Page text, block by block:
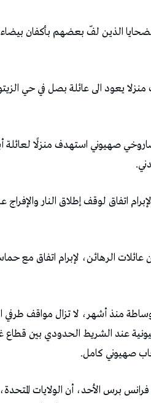
الذين لفّ بعضهم بأكفان
يعود الى عائلة بصل في حي
صهيوني استهدف منزلًا لعائلة
اتفاق لوقف إطلاق النار والإفراج
الرهائن، لإبرام اتفاق مع
منذ أشهر، لا تزال مواقف طرفي
عند الشريط الحدودي بين
صهيوني كامل.
برس الأحد، أن الولايات المتحدة،